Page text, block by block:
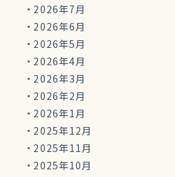
2026年7月
2026年6月
2026年5月
2026年4月
2026年3月
2026年2月
2026年1月
2025年12月
2025年11月
2025年10月